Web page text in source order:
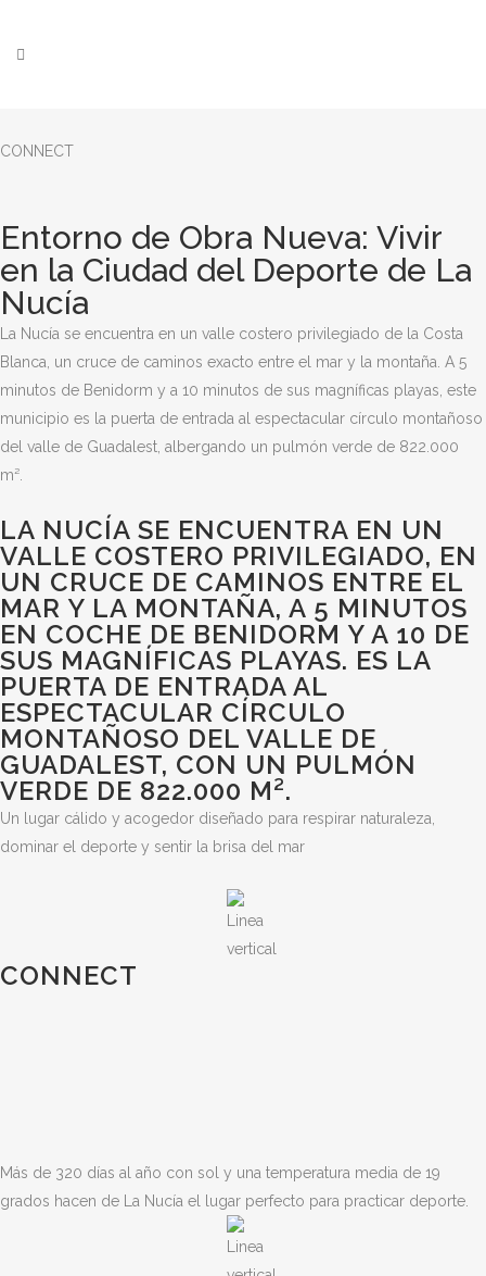
CONNECT
Entorno de Obra Nueva: Vivir
en la Ciudad del Deporte de La
Nucía
La Nucía se encuentra en un valle costero privilegiado de la Costa
Blanca, un cruce de caminos exacto entre el mar y la montaña. A 5
minutos de Benidorm y a 10 minutos de sus magníficas playas, este
municipio es la puerta de entrada al espectacular círculo montañoso
del valle de Guadalest, albergando un pulmón verde de 822.000
m².
LA NUCÍA SE ENCUENTRA EN UN
VALLE COSTERO PRIVILEGIADO, EN
UN CRUCE DE CAMINOS ENTRE EL
MAR Y LA MONTAÑA, A 5 MINUTOS
EN COCHE DE BENIDORM Y A 10 DE
SUS MAGNÍFICAS PLAYAS. ES LA
PUERTA DE ENTRADA AL
ESPECTACULAR CÍRCULO
MONTAÑOSO DEL VALLE DE
GUADALEST, CON UN PULMÓN
VERDE DE 822.000 M².
Un lugar cálido y acogedor diseñado para respirar naturaleza,
dominar el deporte y sentir la brisa del mar
CONNECT
Más de 320 días al año con sol y una temperatura media de 19
grados hacen de La Nucía el lugar perfecto para practicar deporte.